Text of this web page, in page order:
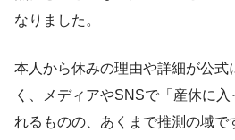
なりました。
本人から休みの理由や詳細が公式
く、メディアやSNSで「産休に
れるものの、あくまで推測の域で